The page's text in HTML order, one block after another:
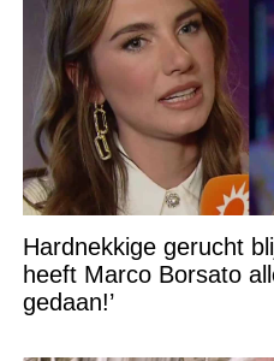
Hardnekkige gerucht
heeft Marco Borsato
gedaan!’